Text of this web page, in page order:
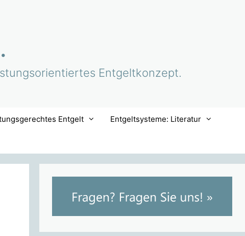
Entgeltkonzept.
Entgelt Entgeltsysteme: Literatur